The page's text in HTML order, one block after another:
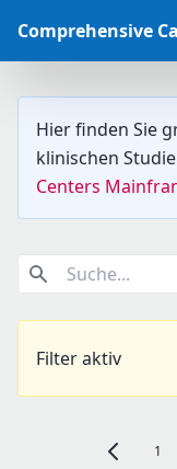
Hier finden Sie
klinischen
Centers
Suche...
Filter aktiv
Zur 1